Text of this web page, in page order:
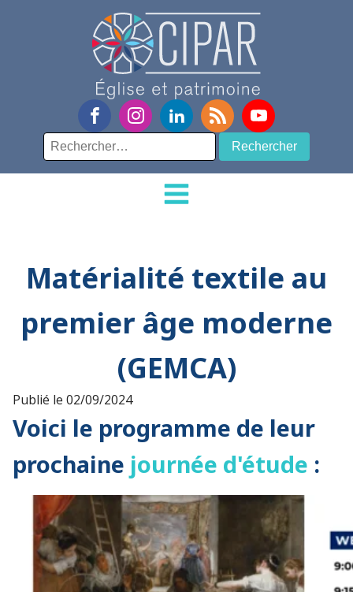
Rechercher :
Matérialité textile au
premier âge moderne
(GEMCA)
Publié le 02/09/2024
Voici le programme de leur
prochaine journée d'étude :